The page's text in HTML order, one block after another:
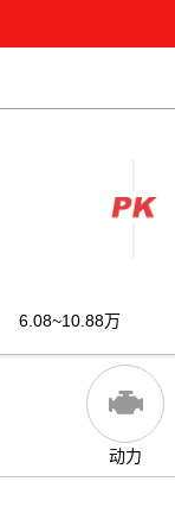
6.08~10.88万
动力